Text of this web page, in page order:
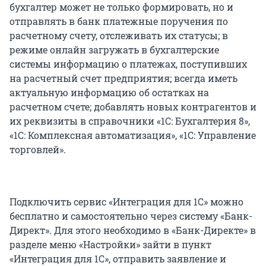
бухгалтер может не только формировать, но и
отправлять в банк платежные поручения по
расчетному счету, отслеживать их статусы; в
режиме онлайн загружать в бухгалтерские
системы информацию о платежах, поступивших
на расчетный счет предприятия; всегда иметь
актуальную информацию об остатках на
расчетном счете; добавлять новых контрагентов и
их реквизиты в справочники «1С: Бухгалтерия 8»,
«1С: Комплексная автоматизация», «1С: Управление
торговлей».
Подключить сервис «Интеграция для 1C» можно
бесплатно и самостоятельно через систему «Банк-
Директ». Для этого необходимо в «Банк-Директе» в
разделе меню «Настройки» зайти в пункт
«Интеграция для 1C», отправить заявление и